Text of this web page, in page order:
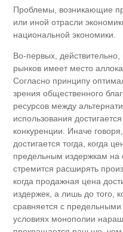
Проблемы, возникающие
или иной отрасли
национальной экономики.
Во-первых,
рынков имеет место
Согласно принципу
зрения общественного
ресурсов между
использования
конкуренции. Иначе
достигается тогда, когда
предельным издержкам на
стремится расширять
когда продажная цена
издержек, а лишь до того,
сравняется с
условиях монополии